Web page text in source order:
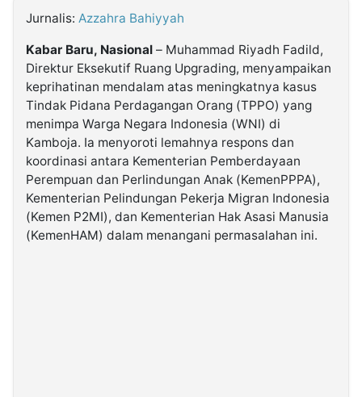
2026
Kabarbaru
Media
Holding
Jurnalis: Azzahra Bahiyyah
Kabar Baru, Nasional – Muhammad Riyadh Fadild,
Direktur Eksekutif Ruang Upgrading, menyampaikan
keprihatinan mendalam atas meningkatnya kasus
Tindak Pidana Perdagangan Orang (TPPO) yang
menimpa Warga Negara Indonesia (WNI) di
Kamboja. Ia menyoroti lemahnya respons dan
koordinasi antara Kementerian Pemberdayaan
Perempuan dan Perlindungan Anak (KemenPPPA),
Kementerian Pelindungan Pekerja Migran Indonesia
(Kemen P2MI), dan Kementerian Hak Asasi Manusia
(KemenHAM) dalam menangani permasalahan ini.